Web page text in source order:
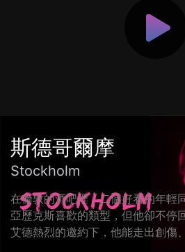
斯德哥爾摩
Stockholm
在倫敦的酒吧裡，二個好看的年輕
亞歷克斯喜歡的類型，但他卻不停
艾德熱烈的邀約下，他能走出創傷